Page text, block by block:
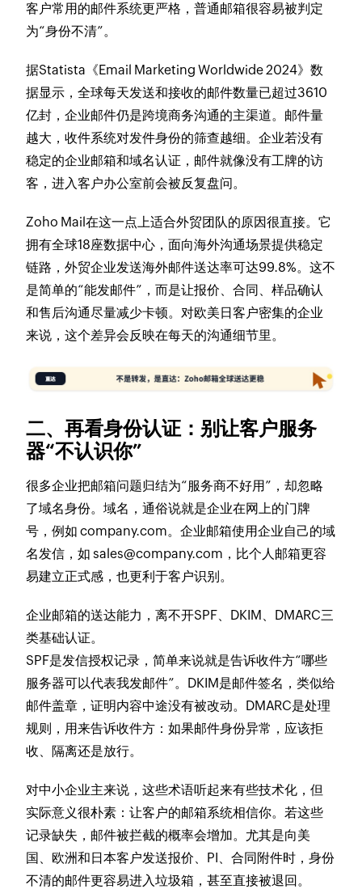
客户常用的邮件系统更严格，普通邮箱很容易被判定
为“身份不清”。
据Statista《Email Marketing Worldwide 2024》数
据显示，全球每天发送和接收的邮件数量已超过3610
亿封，企业邮件仍是跨境商务沟通的主渠道。邮件量
越大，收件系统对发件身份的筛查越细。企业若没有
稳定的企业邮箱和域名认证，邮件就像没有工牌的访
客，进入客户办公室前会被反复盘问。
Zoho Mail在这一点上适合外贸团队的原因很直接。它
拥有全球18座数据中心，面向海外沟通场景提供稳定
链路，外贸企业发送海外邮件送达率可达99.8%。这不
是简单的“能发邮件”，而是让报价、合同、样品确认
和售后沟通尽量减少卡顿。对欧美日客户密集的企业
来说，这个差异会反映在每天的沟通细节里。
二、再看身份认证：别让客户服务
器“不认识你”
很多企业把邮箱问题归结为“服务商不好用”，却忽略
了域名身份。域名，通俗说就是企业在网上的门牌
号，例如 company.com。企业邮箱使用企业自己的域
名发信，如 sales@company.com，比个人邮箱更容
易建立正式感，也更利于客户识别。
企业邮箱的送达能力，离不开SPF、DKIM、DMARC三
类基础认证。
SPF是发信授权记录，简单来说就是告诉收件方“哪些
服务器可以代表我发邮件”。DKIM是邮件签名，类似给
邮件盖章，证明内容中途没有被改动。DMARC是处理
规则，用来告诉收件方：如果邮件身份异常，应该拒
收、隔离还是放行。
对中小企业主来说，这些术语听起来有些技术化，但
实际意义很朴素：让客户的邮箱系统相信你。若这些
记录缺失，邮件被拦截的概率会增加。尤其是向美
国、欧洲和日本客户发送报价、PI、合同附件时，身份
不清的邮件更容易进入垃圾箱，甚至直接被退回。